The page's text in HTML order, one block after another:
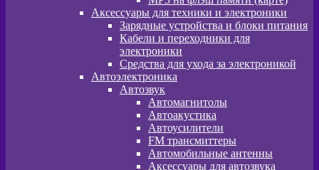
Аксессуары для техники и электроники
Зарядные устройства и блоки питания
Кабели и переходники для
электроники
Средства для ухода за электроникой
Автоэлектроника
Автозвук
Автомагнитолы
Автоакустика
Автоусилители
FM трансмиттеры
Автомобильные антенны
Аксессуары для автозвука